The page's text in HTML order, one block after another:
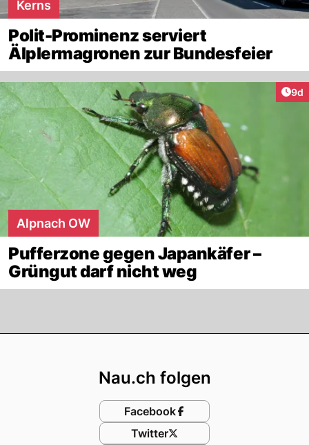
Kerns
Polit-Prominenz serviert
Älplermagronen zur Bundesfeier
9d
Alpnach OW
Pufferzone gegen Japankäfer –
Grüngut darf nicht weg
Nau.ch folgen
Facebook
Twitter